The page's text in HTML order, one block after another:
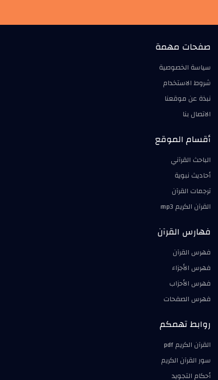
صفحات مهمة
سياسة الخصوصية
شروط الاستخدام
نبذة عن موقعنا
الاتصال بنا
أقسام الموقع
الباحث القرآني
أحاديث نبوية
ترجمات القرآن
القرآن الكريم mp3
فهارس القرآن
فهرس القرآن
فهرس الأجزاء
فهرس الأحزاب
فهرس الصفحات
روابط تهمكم
القرآن الكريم pdf
سور القرآن الكريم
أحكام التجويد